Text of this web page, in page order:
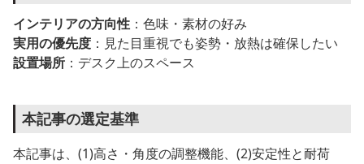
インテリアの方向性 ：色味・素材の好み
実用の優先度 ：見た目重視でも姿勢・放熱は確保したい
設置場所 ：デスク上のスペース
本記事の選定基準
本記事は、(1)高さ・角度の調整機能、(2)安定性と耐荷